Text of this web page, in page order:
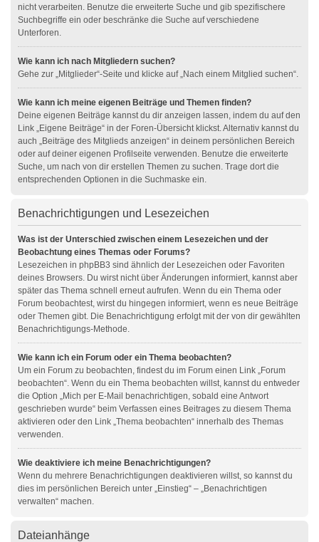
nicht verarbeiten. Benutze die erweiterte Suche und gib spezifischere
Suchbegriffe ein oder beschränke die Suche auf verschiedene
Unterforen.
Wie kann ich nach Mitgliedern suchen?
Gehe zur „Mitglieder“-Seite und klicke auf „Nach einem Mitglied suchen“.
Wie kann ich meine eigenen Beiträge und Themen finden?
Deine eigenen Beiträge kannst du dir anzeigen lassen, indem du auf den
Link „Eigene Beiträge“ in der Foren-Übersicht klickst. Alternativ kannst du
auch „Beiträge des Mitglieds anzeigen“ in deinem persönlichen Bereich
oder auf deiner eigenen Profilseite verwenden. Benutze die erweiterte
Suche, um nach von dir erstellen Themen zu suchen. Trage dort die
entsprechenden Optionen in die Suchmaske ein.
Benachrichtigungen und Lesezeichen
Was ist der Unterschied zwischen einem Lesezeichen und der
Beobachtung eines Themas oder Forums?
Lesezeichen in phpBB3 sind ähnlich der Lesezeichen oder Favoriten
deines Browsers. Du wirst nicht über Änderungen informiert, kannst aber
später das Thema schnell erneut aufrufen. Wenn du ein Thema oder
Forum beobachtest, wirst du hingegen informiert, wenn es neue Beiträge
oder Themen gibt. Die Benachrichtigung erfolgt mit der von dir gewählten
Benachrichtigungs-Methode.
Wie kann ich ein Forum oder ein Thema beobachten?
Um ein Forum zu beobachten, findest du im Forum einen Link „Forum
beobachten“. Wenn du ein Thema beobachten willst, kannst du entweder
die Option „Mich per E-Mail benachrichtigen, sobald eine Antwort
geschrieben wurde“ beim Verfassen eines Beitrages zu diesem Thema
aktivieren oder den Link „Thema beobachten“ innerhalb des Themas
verwenden.
Wie deaktiviere ich meine Benachrichtigungen?
Wenn du mehrere Benachrichtigungen deaktivieren willst, so kannst du
dies im persönlichen Bereich unter „Einstieg“ – „Benachrichtigen
verwalten“ machen.
Dateianhänge